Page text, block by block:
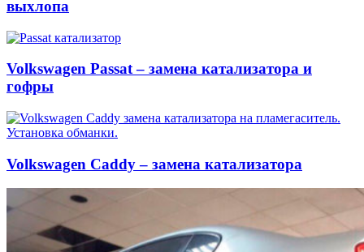
выхлопа
Volkswagen Passat – замена катализатора и
гофры
Volkswagen Caddy – замена катализатора